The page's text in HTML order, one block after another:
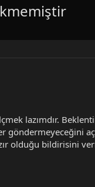
lazımdır.
olduğu bildirisini